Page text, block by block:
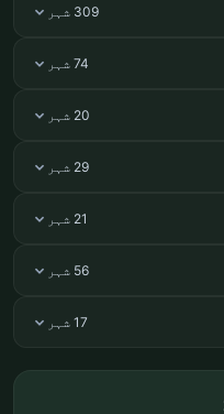
309 شہر
74 شہر
20 شہر
29 شہر
21 شہر
56 شہر
17 شہر